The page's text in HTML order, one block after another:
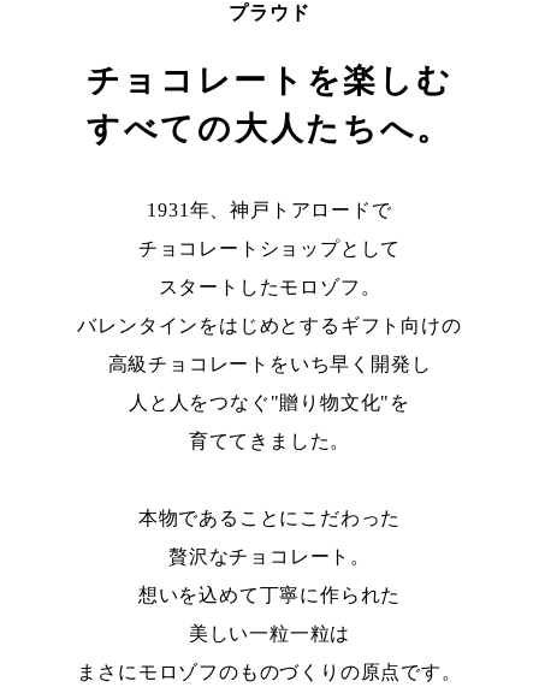
プラウド
チョコレートを楽しむ
すべての大人たちへ。
1931年、神戸トアロードで
チョコレートショップとして
スタートしたモロゾフ。
バレンタインをはじめとするギフト向けの
高級チョコレートをいち早く開発し
人と人をつなぐ"贈り物文化"を
育ててきました。
本物であることにこだわった
贅沢なチョコレート。
想いを込めて丁寧に作られた
美しい一粒一粒は
まさにモロゾフのものづくりの原点です。